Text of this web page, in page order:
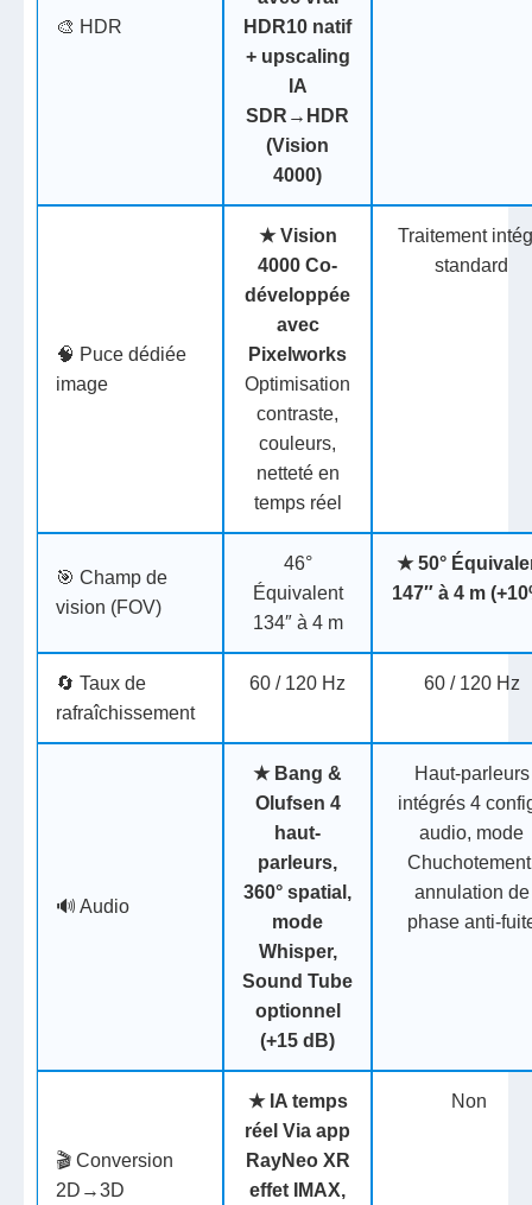
🎨 HDR
HDR10 natif
+ upscaling
IA
SDR→HDR
(Vision
4000)
🧠 Puce dédiée
image
★Vision
4000 Co-
développée
avec
Pixelworks
Optimisation
contraste,
couleurs,
netteté en
temps réel
Traitement
standard
🎯 Champ de
vision (FOV)
46°
Équivalent
134″ à 4 m
★50°
147″ à 4 m
🔄 Taux de
rafraîchissement
60 / 120 Hz 60 / 120 Hz
🔊 Audio
★ Bang &
Olufsen 4
haut-
parleurs,
360° spatial,
mode
Whisper,
Sound Tube
optionnel
(+15 dB)
Haut-parleurs
intégrés 4
audio, mode
annulation de
phase anti-
🎬 Conversion
2D→3D
★ IA temps
réel Via app
RayNeo XR
effet IMAX,
Non